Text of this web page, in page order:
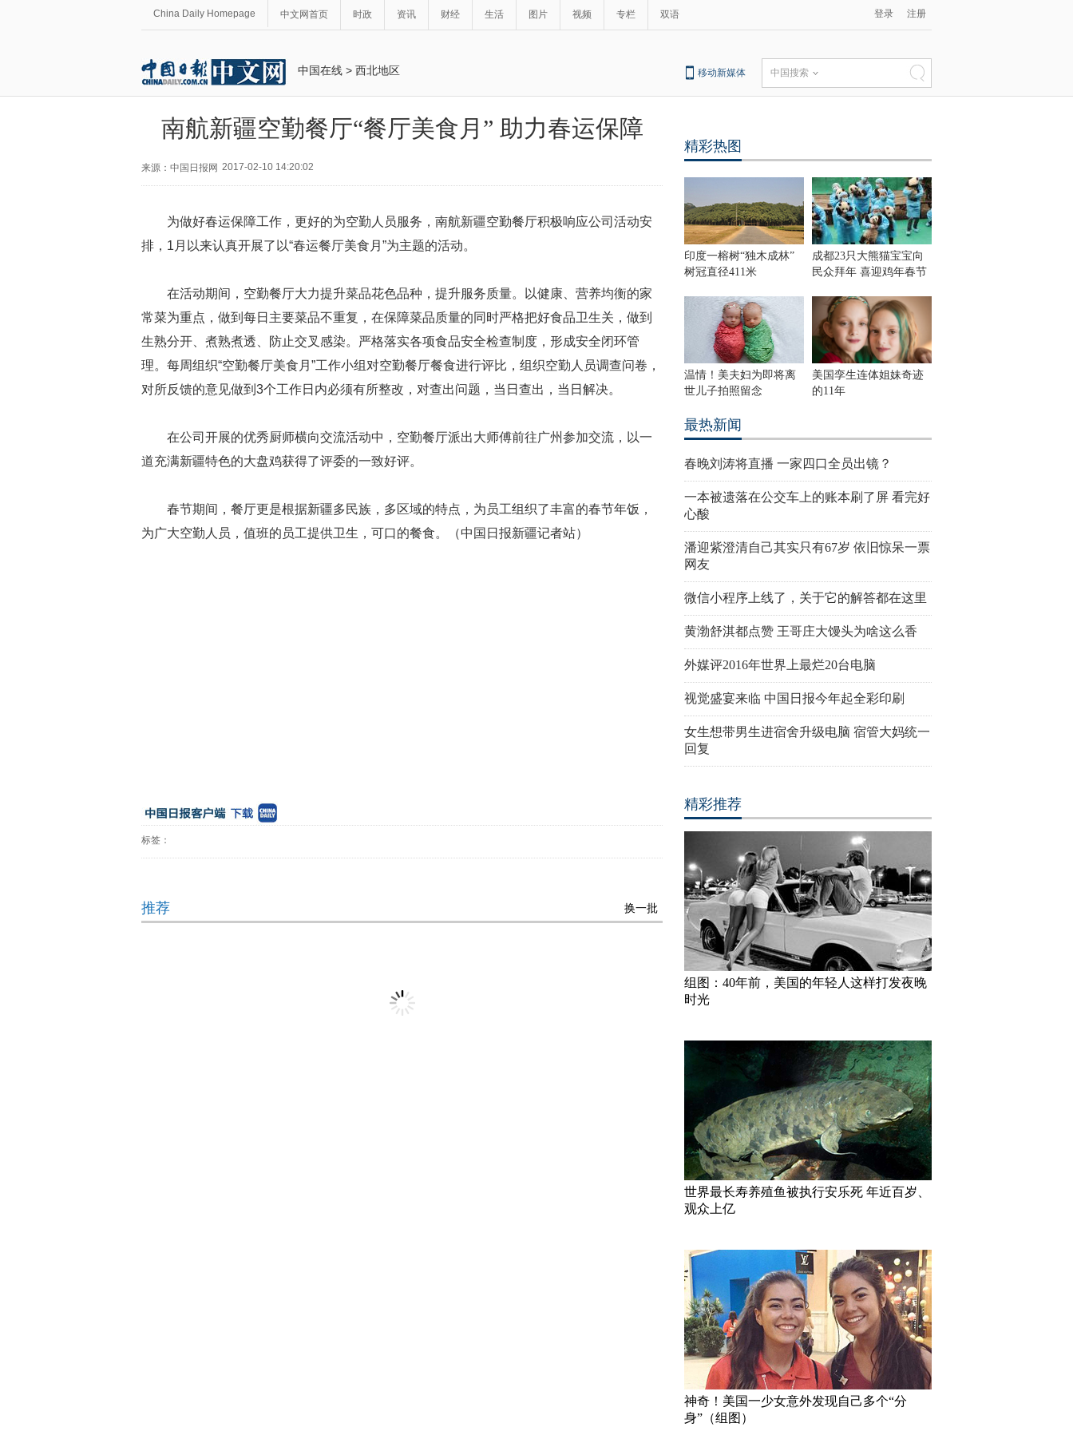
China Daily Homepage 中文网首页 时政 资讯 财经 生活 图片 视频 专栏 双语 登录 注册
中国在线 > 西北地区 移动新媒体 中国搜索
南航新疆空勤餐厅“餐厅美食月” 助力春运保障
来源：中国日报网 2017-02-10 14:20:02
为做好春运保障工作，更好的为空勤人员服务，南航新疆空勤餐厅积极响应公司活动安
排，1月以来认真开展了以“春运餐厅美食月”为主题的活动。
在活动期间，空勤餐厅大力提升菜品花色品种，提升服务质量。以健康、营养均衡的家
常菜为重点，做到每日主要菜品不重复，在保障菜品质量的同时严格把好食品卫生关，做到
生熟分开、煮熟煮透、防止交叉感染。严格落实各项食品安全检查制度，形成安全闭环管
理。每周组织“空勤餐厅美食月”工作小组对空勤餐厅餐食进行评比，组织空勤人员调查问卷，
对所反馈的意见做到3个工作日内必须有所整改，对查出问题，当日查出，当日解决。
在公司开展的优秀厨师横向交流活动中，空勤餐厅派出大师傅前往广州参加交流，以一
道充满新疆特色的大盘鸡获得了评委的一致好评。
春节期间，餐厅更是根据新疆多民族，多区域的特点，为员工组织了丰富的春节年饭，
为广大空勤人员，值班的员工提供卫生，可口的餐食。（中国日报新疆记者站）
标签：
推荐 换一批
精彩热图
印度一榕树“独木成林”
树冠直径411米
成都23只大熊猫宝宝向
民众拜年 喜迎鸡年春节
温情！美夫妇为即将离
世儿子拍照留念
美国孪生连体姐妹奇迹
的11年
最热新闻
春晚刘涛将直播 一家四口全员出镜？
一本被遗落在公交车上的账本刷了屏 看完好
心酸
潘迎紫澄清自己其实只有67岁 依旧惊呆一票
网友
微信小程序上线了，关于它的解答都在这里
黄渤舒淇都点赞 王哥庄大馒头为啥这么香
外媒评2016年世界上最烂20台电脑
视觉盛宴来临 中国日报今年起全彩印刷
女生想带男生进宿舍升级电脑 宿管大妈统一
回复
精彩推荐
组图：40年前，美国的年轻人这样打发夜晚
时光
世界最长寿养殖鱼被执行安乐死 年近百岁、
观众上亿
神奇！美国一少女意外发现自己多个“分
身”（组图）